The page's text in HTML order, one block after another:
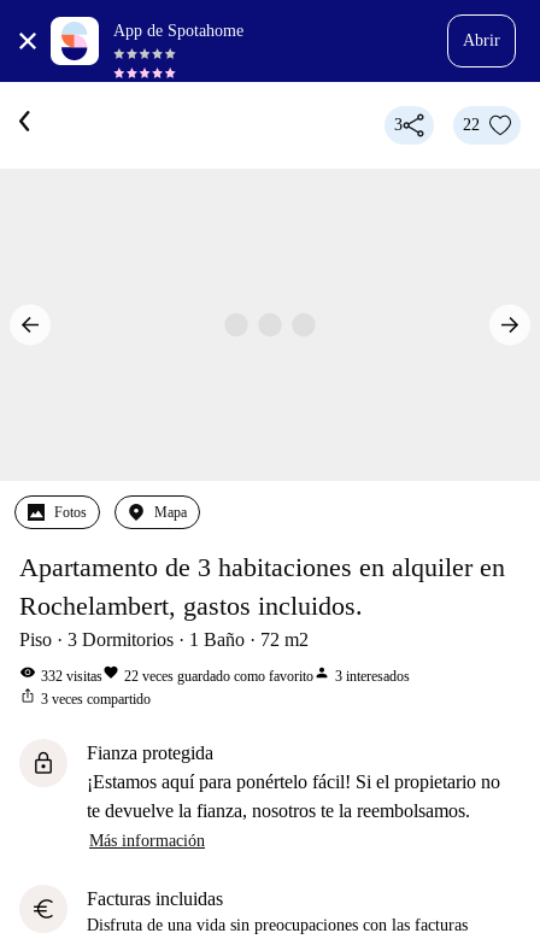
App de Spotahome
Abrir
3 22
Fotos Mapa
Apartamento de 3 habitaciones en alquiler en
Rochelambert, gastos incluidos.
Piso 3 Dormitorios 1 Baño 72 m2
visibility 332 visitasfavorite 22 veces guardado como favoritoperson 3 interesados
ios_share 3 veces compartido
lock
Fianza protegida
¡Estamos aquí para ponértelo fácil! Si el propietario no
te devuelve la fianza, nosotros te la reembolsamos.
Más información
euro Facturas incluidas
Disfruta de una vida sin preocupaciones con las facturas